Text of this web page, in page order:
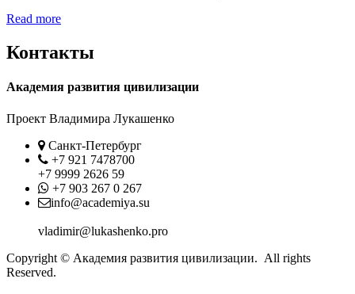
Read more
Контакты
Академия развития цивилизации
Проект Владимира Лукашенко
Location
Санкт-Петербург
Phone
+7 921 7478700
+7 9999 2626 59
Whatsapp
+7 903 267 0 267
Contact
info@academiya.su
vladimir@lukashenko.pro
Copyright © Академия развития цивилизации. All rights
Reserved.